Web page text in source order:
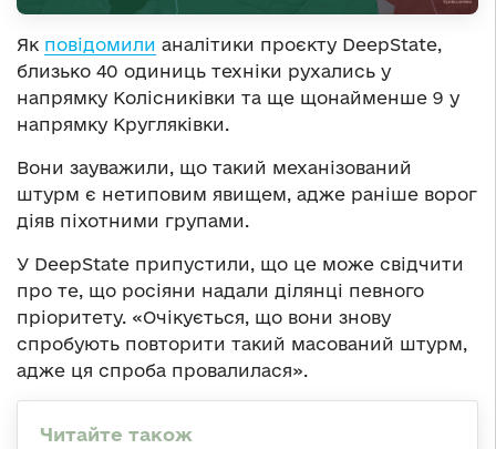
Як повідомили аналітики проєкту DeepState,
близько 40 одиниць техніки рухались у
напрямку Колісниківки та ще щонайменше 9 у
напрямку Кругляківки.
Вони зауважили, що такий механізований
штурм є нетиповим явищем, адже раніше ворог
діяв піхотними групами.
У DeepState припустили, що це може свідчити
про те, що росіяни надали ділянці певного
пріоритету. «Очікується, що вони знову
спробують повторити такий масований штурм,
адже ця спроба провалилася».